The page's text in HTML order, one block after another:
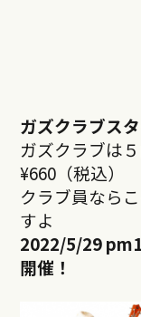
ガズクラブスタ
ガズクラブは
¥660（税込）
クラブ員なら
すよ
2022/5/29
開催！